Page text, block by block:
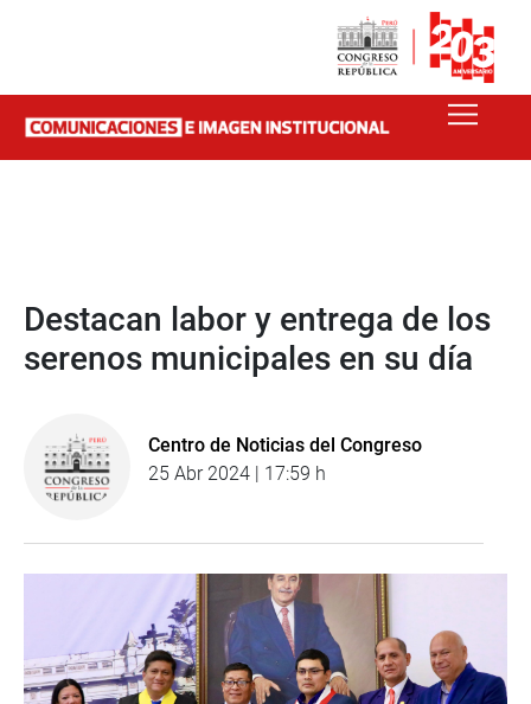
Destacan labor y entrega de los
serenos municipales en su día
Centro de Noticias del Congreso
25 Abr 2024 | 17:59 h